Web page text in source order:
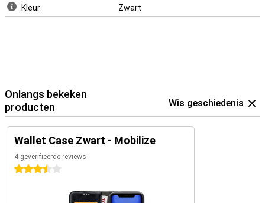
Kleur Zwart
Onlangs bekeken
producten
Wis geschiedenis
Wallet Case Zwart - Mobilize
4 geverifieerde reviews
3.5 sterren